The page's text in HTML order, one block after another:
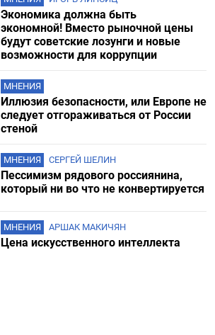
Экономика должна быть
экономной! Вместо рыночной цены
будут советские лозунги и новые
возможности для коррупции
МНЕНИЯ
Иллюзия безопасности, или Европе не
следует отгораживаться от России
стеной
МНЕНИЯ СЕРГЕЙ ШЕЛИН
Пессимизм рядового россиянина,
который ни во что не конвертируется
МНЕНИЯ АРШАК МАКИЧЯН
Цена искусственного интеллекта